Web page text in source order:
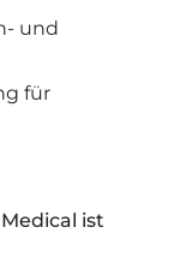
und
für
ist